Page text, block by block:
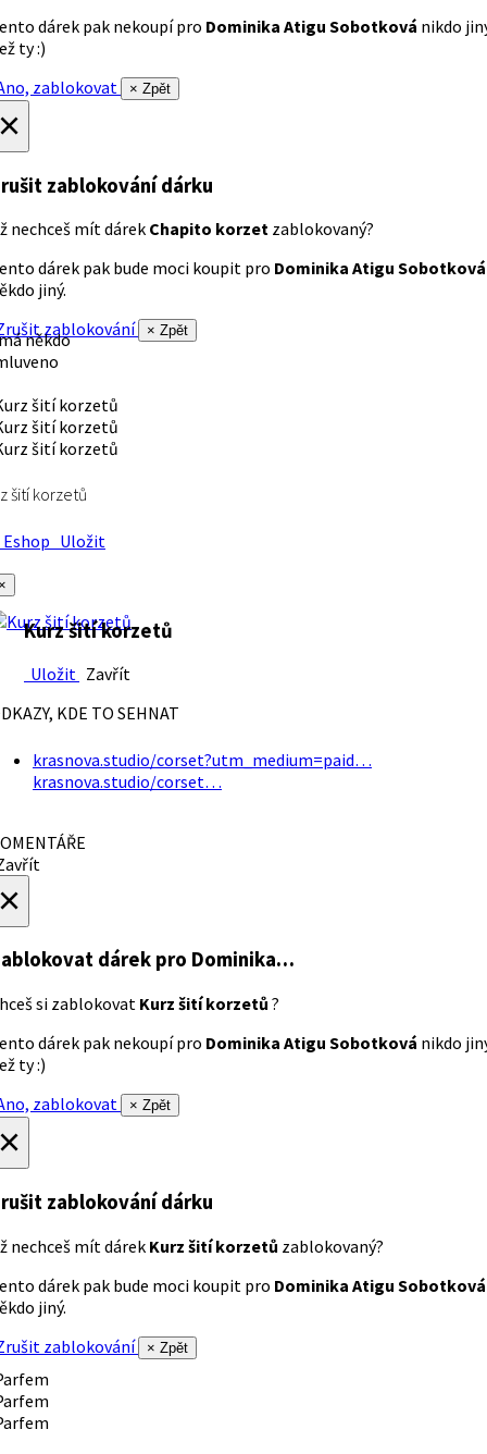
dárek pak nekoupí pro Dominika Atigu Sobotková nikdo
ty :)
zablokovat
× Zpět
zablokování dárku
nechceš mít dárek Chapito korzet zablokovaný?
dárek pak bude moci koupit pro Dominika Atigu Sobotková
jiný.
zablokování
× Zpět
někdo
šití korzetů
Uložit
Kurz šití korzetů
Uložit Zavřít
KDE TO SEHNAT
krasnova.studio/corset?utm_medium=paid…
krasnova.studio/corset…
dárek pro Dominika…
si zablokovat Kurz šití korzetů ?
dárek pak nekoupí pro Dominika Atigu Sobotková nikdo
ty :)
zablokovat
× Zpět
zablokování dárku
nechceš mít dárek Kurz šití korzetů zablokovaný?
dárek pak bude moci koupit pro Dominika Atigu Sobotková
jiný.
zablokování
× Zpět